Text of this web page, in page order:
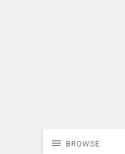
BROWSE